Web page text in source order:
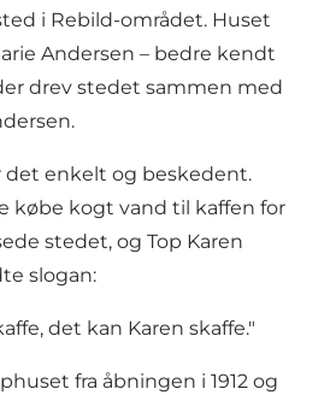
i Rebild-området. Huset
Andersen – bedre kendt
drev stedet sammen med
det enkelt og beskedent.
købe kogt vand til kaffen for
stedet, og Top Karen
slogan:
det kan Karen skaffe."
fra åbningen i 1912 og